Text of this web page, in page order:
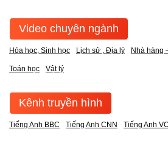
Video chuyên ngành
Hóa học, Sinh học Lịch sử , Địa lý Nhà hàng
Toán học Vật lý
Kênh truyền hình
Tiếng Anh BBC Tiếng Anh CNN Tiếng Anh